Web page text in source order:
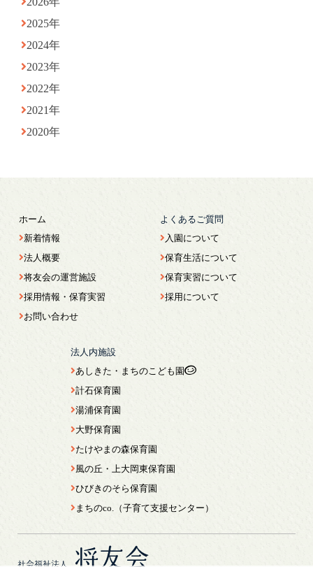
2025年
2024年
2023年
2022年
2021年
2020年
将友会
ホーム
新着情報
法人概要
将友会の運営施設
採用情報・保育実習
お問い合わせ
よくあるご質問
入園について
保育生活について
保育実習について
採用について
法人内施設
あしきた・まちのこども園
計石保育園
湯浦保育園
大野保育園
たけやまの森保育園
風の丘・上大岡東保育園
ひびきのそら保育園
まちのco.（子育て支援センター）